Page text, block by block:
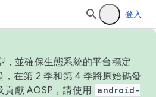
登入
，並確保生態系統的平台穩定
在第 2 季和第 4 季將原始碼發
貢獻 AOSP，請使用 android-